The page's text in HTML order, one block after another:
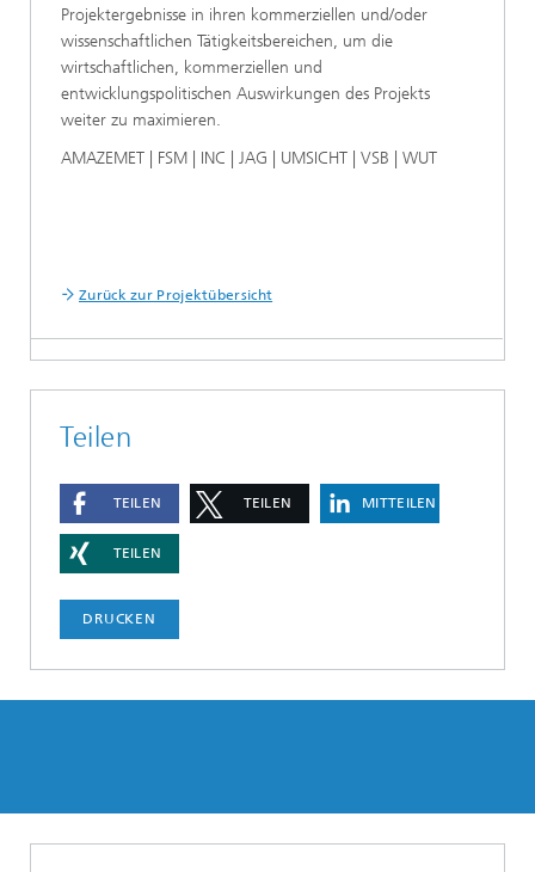
Projektergebnisse in ihren kommerziellen und/oder
wissenschaftlichen Tätigkeitsbereichen, um die
wirtschaftlichen, kommerziellen und
entwicklungspolitischen Auswirkungen des Projekts
weiter zu maximieren.
AMAZEMET | FSM | INC | JAG | UMSICHT | VSB | WUT
Zurück zur Projektübersicht
Teilen
TEILEN TEILEN MITTEILEN
TEILEN
DRUCKEN